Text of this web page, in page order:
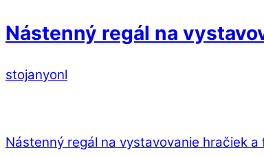
Nástenný regál na
stojanyonl
Nástenný regál na vystavovanie hračiek